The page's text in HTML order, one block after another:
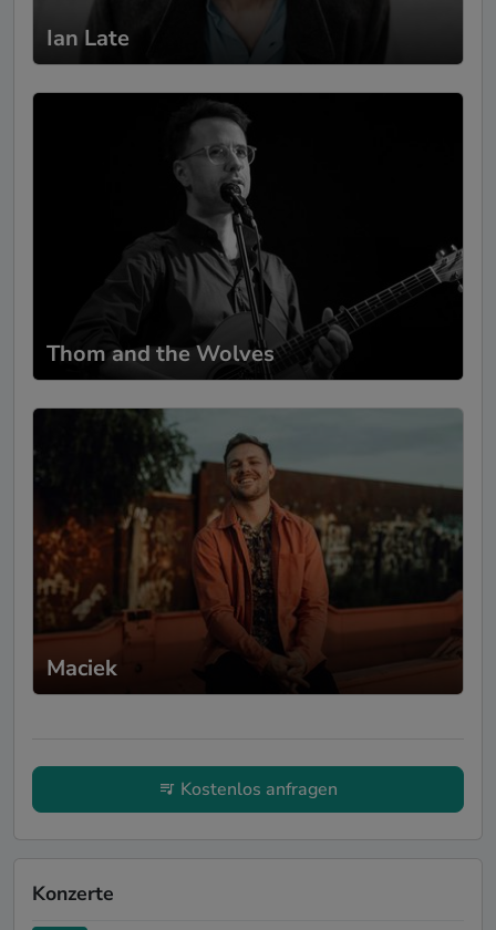
der Sets anging. Von meiner Seite aus sehr
Ian Late
Thom and the Wolves
Maciek
Kostenlos anfragen
Konzerte